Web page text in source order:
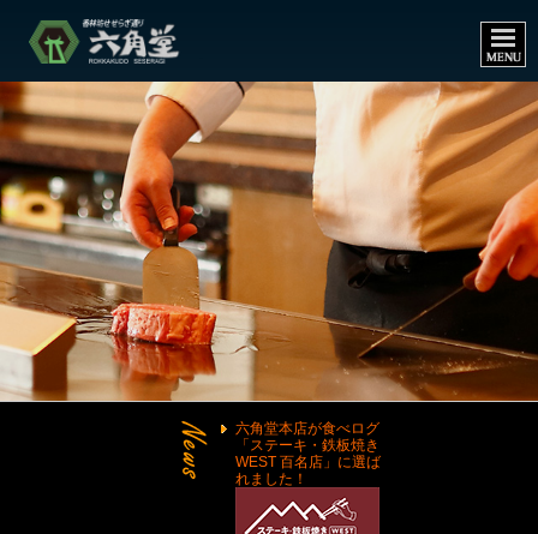
六角堂本店が食べログ
「ステーキ・鉄板焼き
WEST 百名店」に選ば
れました！